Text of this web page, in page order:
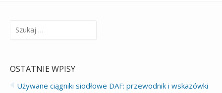
Szukaj:
OSTATNIE WPISY
Używane ciągniki siodłowe DAF: przewodnik i wskazówki